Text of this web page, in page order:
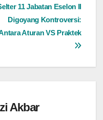
11 Jabatan Eselon II
Digoyang Kontroversi:
Aturan VS Praktek
Akbar